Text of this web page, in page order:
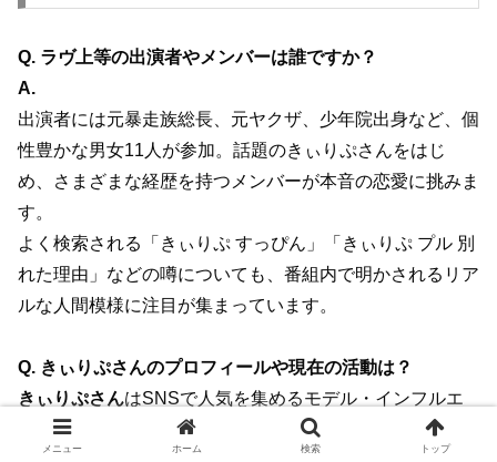
Q. ラヴ上等の出演者やメンバーは誰ですか？
A.
出演者には元暴走族総長、元ヤクザ、少年院出身など、個
性豊かな男女11人が参加。話題のきぃりぷさんをはじ
め、さまざまな経歴を持つメンバーが本音の恋愛に挑みま
す。
よく検索される「きぃりぷ すっぴん」「きぃりぷ プル 別
れた理由」などの噂についても、番組内で明かされるリア
ルな人間模様に注目が集まっています。
Q. きぃりぷさんのプロフィールや現在の活動は？
きぃりぷさんはSNSで人気を集めるモデル・インフルエ
ンサーで、番組出演を機にさらに注目度が上昇していま
メニュー ホーム 検索 トップ